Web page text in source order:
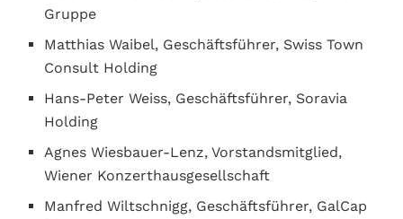
Gruppe
Matthias Waibel, Geschäftsführer, Swiss Town
Consult Holding
Hans-Peter Weiss, Geschäftsführer, Soravia
Holding
Agnes Wiesbauer-Lenz, Vorstandsmitglied,
Wiener Konzerthausgesellschaft
Manfred Wiltschnigg, Geschäftsführer, GalCap